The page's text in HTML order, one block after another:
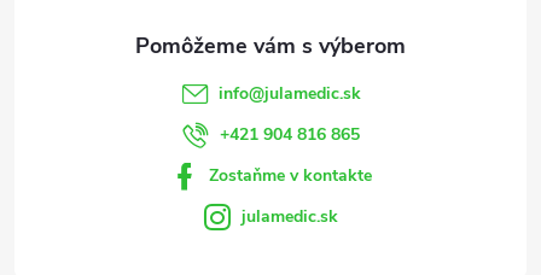
info@julamedic.sk
+421 904 816 865
Zostaňme v kontakte
julamedic.sk